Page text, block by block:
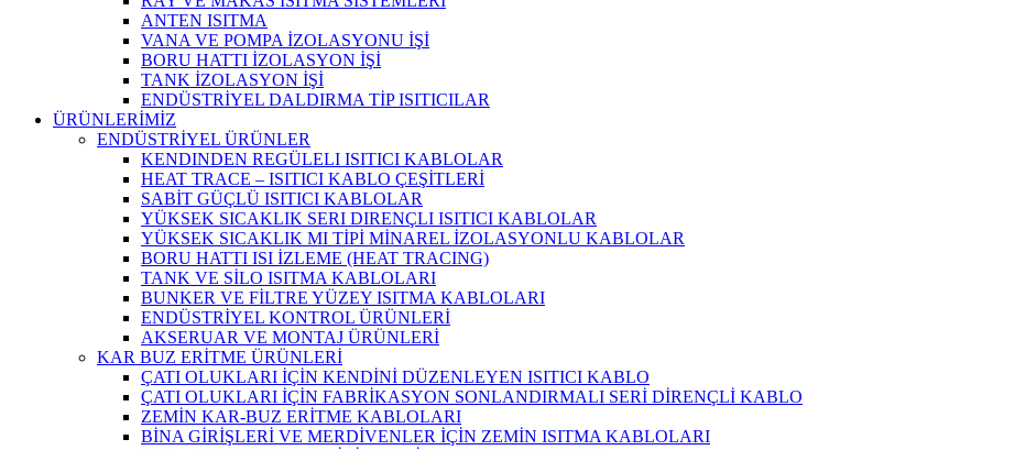
ANTEN ISITMA
VANA VE POMPA İZOLASYONU İŞİ
BORU HATTI İZOLASYON İŞİ
TANK İZOLASYON İŞİ
ENDÜSTRİYEL DALDIRMA TİP ISITICILAR
ÜRÜNLERİMİZ
ENDÜSTRİYEL ÜRÜNLER
KENDINDEN REGÜLELI ISITICI KABLOLAR
HEAT TRACE – ISITICI KABLO ÇEŞİTLERİ
SABİT GÜÇLÜ ISITICI KABLOLAR
YÜKSEK SICAKLIK SERI DIRENÇLI ISITICI KABLOLAR
YÜKSEK SICAKLIK MI TİPİ MİNAREL İZOLASYONLU KABLOLAR
BORU HATTI ISI İZLEME (HEAT TRACING)
TANK VE SİLO ISITMA KABLOLARI
BUNKER VE FİLTRE YÜZEY ISITMA KABLOLARI
ENDÜSTRİYEL KONTROL ÜRÜNLERİ
AKSERUAR VE MONTAJ ÜRÜNLERİ
KAR BUZ ERİTME ÜRÜNLERİ
ÇATI OLUKLARI İÇİN KENDİNİ DÜZENLEYEN ISITICI KABLO
ÇATI OLUKLARI İÇİN FABRİKASYON SONLANDIRMALI SERİ DİRENÇLİ KABLO
ZEMİN KAR-BUZ ERİTME KABLOLARI
BİNA GİRİŞLERİ VE MERDİVENLER İÇİN ZEMİN ISITMA KABLOLARI